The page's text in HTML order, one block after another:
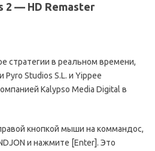
2 — HD Remaster
стратегии в реальном времени,
Pyro Studios S.L. и Yippee
Kalypso Media Digital в
кнопкой мыши на коммандос,
и нажмите [Enter]. Это